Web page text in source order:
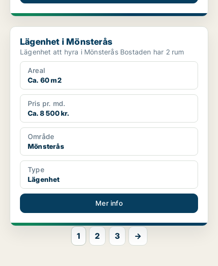
Lägenhet i Mönsterås
Lägenhet i Mönsterås
Lägenhet att hyra i Mönsterås Bostaden har 2 rum
Areal
Ca. 60 m2
Pris pr. md.
Ca. 8 500 kr.
Område
Mönsterås
Type
Lägenhet
Mer info
1 2 3 →